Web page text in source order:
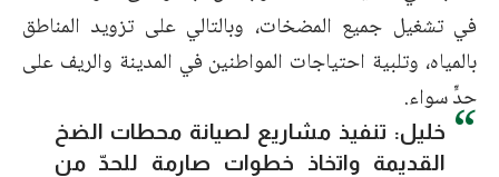
في تشغيل جميع المضخات، وبالتالي على تزويد المناطق
بالمياه، وتلبية احتياجات المواطنين في المدينة والريف على
حدٍّ سواء.
خليل: تنفيذ مشاريع لصيانة محطات الضخ
القديمة واتخاذ خطوات صارمة للحدّ من